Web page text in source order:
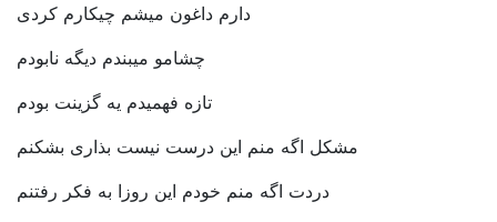
دارم داغون میشم چیکارم کردی
چشامو میبندم دیگه نابودم
تازه فهمیدم یه گزینت بودم
مشکل اگه منم این درست نیست بذاری بشکنم
دردت اگه منم خودم این روزا به فکر رفتنم